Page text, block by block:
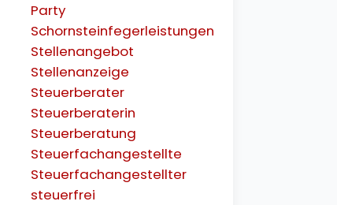
Party
Schornsteinfegerleistungen
Stellenangebot
Stellenanzeige
Steuerberater
Steuerberaterin
Steuerberatung
Steuerfachangestellte
Steuerfachangestellter
steuerfrei